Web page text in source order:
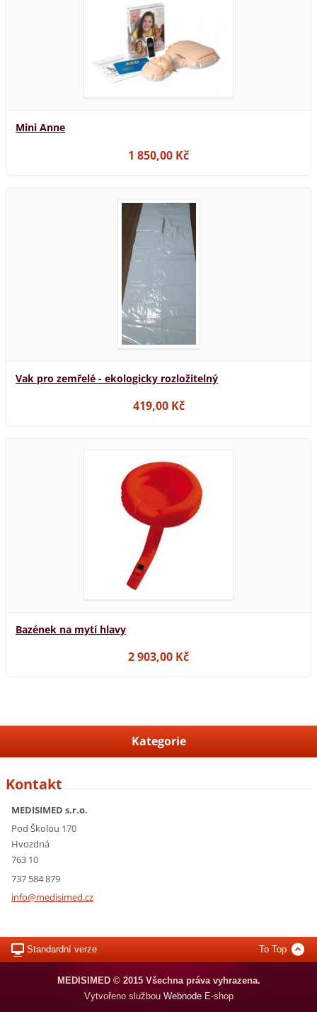
Mini Anne
1 850,00 Kč
Vak pro zemřelé - ekologicky rozložitelný
419,00 Kč
Bazének na mytí hlavy
2 903,00 Kč
Kategorie
Kontakt
MEDISIMED s.r.o.
Pod Školou 170
Hvozdná
763 10
737 584 879
info@medisimed.cz
Standardní verze To Top
MEDISIMED © 2015 Všechna práva vyhrazena.
Vytvořeno službou WebnodeE-shop